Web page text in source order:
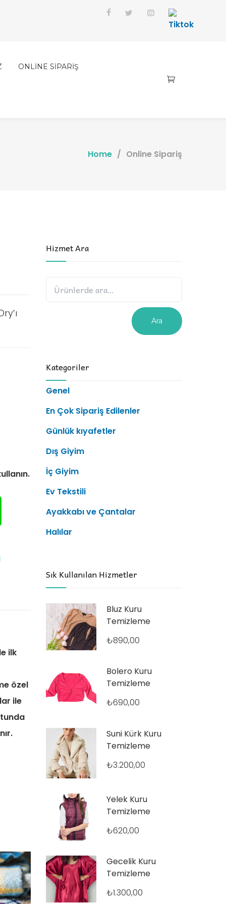
ONLİNE SİPARİŞ
Home / Online Sipariş
ilk
özel
ile
Hizmet Ara
Ara
Kategoriler
Genel
En Çok Sipariş Edilenler
Günlük kıyafetler
Dış Giyim
İç Giyim
Ev Tekstili
Ayakkabı ve Çantalar
Halılar
Sık Kullanılan Hizmetler
Bluz Kuru
Temizleme
₺890,00
Bolero Kuru
Temizleme
₺690,00
Suni Kürk Kuru
Temizleme
₺3.200,00
Yelek Kuru
Temizleme
₺620,00
Gecelik Kuru
Temizleme
₺1.300,00